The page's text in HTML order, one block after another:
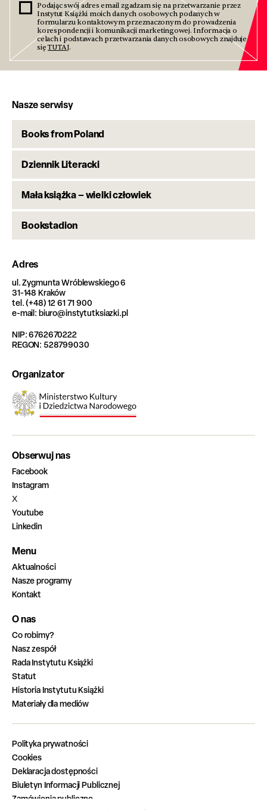
Podając swój adres email zgadzam się na przetwarzanie przez
Instytut Książki moich danych osobowych podanych w
formularzu kontaktowym przeznaczonym do prowadzenia
korespondencji i komunikacji marketingowej. Informacja o
celach i podstawach przetwarzania danych osobowych znajduje
sięTUTAJ.
Nasze serwisy
Books from Poland
Dziennik Literacki
Mała książka – wielki człowiek
Bookstadion
Adres
ul. Zygmunta Wróblewskiego 6
31-148 Kraków
tel. (+48) 12 61 71 900
e-mail: biuro@instytutksiazki.pl
NIP: 6762670222
REGON: 528799030
Organizator
Obserwuj nas
Facebook
Instagram
X
Youtube
Linkedin
Menu
Aktualności
Nasze programy
Kontakt
O nas
Co robimy?
Nasz zespół
Rada Instytutu Książki
Statut
Historia Instytutu Książki
Materiały dla mediów
Polityka prywatności
Cookies
Deklaracja dostępności
Biuletyn Informacji Publicznej
Zamówienia publiczne